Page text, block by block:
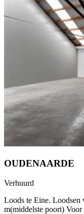
OUDENAARDE
Verhuurd
Loods te Eine. Loodsen
m(middelste poort) Voor